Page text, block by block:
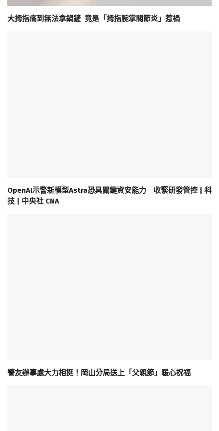
大拇指痛到無法拿鍋鏟 竟是「拇指腕掌關節炎」惹禍
OpenAI示警新模型Astra恐具關鍵資安能力 收緊研發管控 | 科
技 | 中央社 CNA
警友辦事處大力相挺！岡山分局送上「父親節」暖心祝福